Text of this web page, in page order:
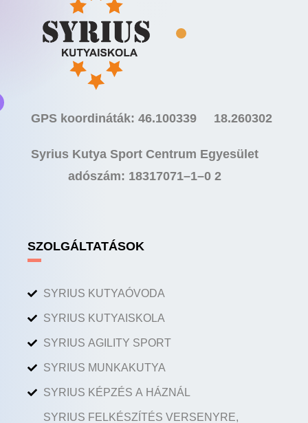
GPS koordináták: 46.100339 18.260302
Syrius Kutya Sport Centrum Egyesület
adószám: 18317071–1–0 2
SZOLGÁLTATÁSOK
SYRIUS KUTYAÓVODA
SYRIUS KUTYAISKOLA
SYRIUS AGILITY SPORT
SYRIUS MUNKAKUTYA
SYRIUS KÉPZÉS A HÁZNÁL
SYRIUS FELKÉSZÍTÉS VERSENYRE,